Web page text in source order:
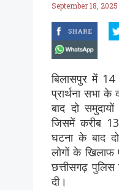
September 18, 2025
बिलासपुर में
प्रार्थना सभा के
बाद दो
जिसमें करीब
घटना के बाद
लोगों के
छत्तीसगढ़ पुलिस
दी।